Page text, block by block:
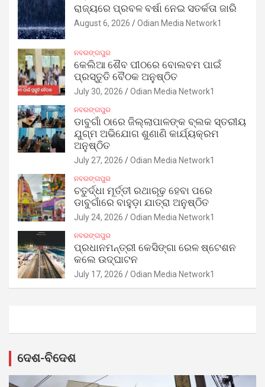
ରାଜ୍ୟରେ ପ୍ରବଳ ବର୍ଷା ନେଇ ସତର୍କତା ଜାରି
August 6, 2026 Odian Media Network1
ନବରଙ୍ଗପୁର
କେଲିଆ ଶୈବ ପୀଠରେ ବୋଲବମ ପାଇଁ
ପ୍ରସ୍ତୁତି ବୈଠକ ଅନୁଷ୍ଠିତ
July 30, 2026 Odian Media Network1
ନବରଙ୍ଗପୁର
ଡାବୁଗାଁ ଠାରେ ଜିଲ୍ଲାପାଳଙ୍କ ବ୍ଲକ ସ୍ତରୀୟ
ଯୁଗ୍ମ ଅଭିଯୋଗ ଶୁଣାଣି କାର୍ଯ୍ୟକ୍ରମ
ଅନୁଷ୍ଠିତ
July 27, 2026 Odian Media Network1
ନବରଙ୍ଗପୁର
ଚତୁର୍ଦ୍ଧା ମୂର୍ତ୍ତୀ ରଥାରୂଢ଼ ହେବା ପରେ
ଡାବୁଗାଁରେ ବାହୁଡ଼ା ଯାତ୍ରା ଅନୁଷ୍ଠିତ
July 24, 2026 Odian Media Network1
ନବରଙ୍ଗପୁର
ପ୍ରଧାନମନ୍ତ୍ରୀ କେସିଙ୍ଗା ରେଳ ଷ୍ଟେଶନ
କଲେ ଉଦ୍‌ଘାଟନ
July 17, 2026 Odian Media Network1
ଦେଶ-ବିଦେଶ